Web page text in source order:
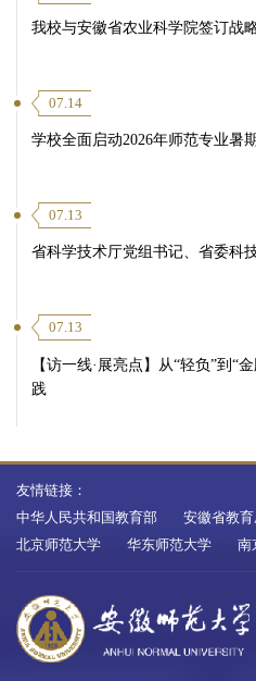
我校与安徽省农业科学院签订战
07.14
学校全面启动2026年师范专业暑
07.13
省科学技术厅党组书记、省委科
07.13
【访一线·展亮点】从“轻负”到“
践
友情链接：
中华人民共和国教育部
安徽省教
北京师范大学
华东师范大学 南